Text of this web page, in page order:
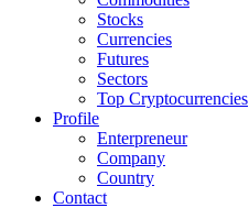
Stocks
Currencies
Futures
Sectors
Top Cryptocurrencies
Profile
Enterpreneur
Company
Country
Contact